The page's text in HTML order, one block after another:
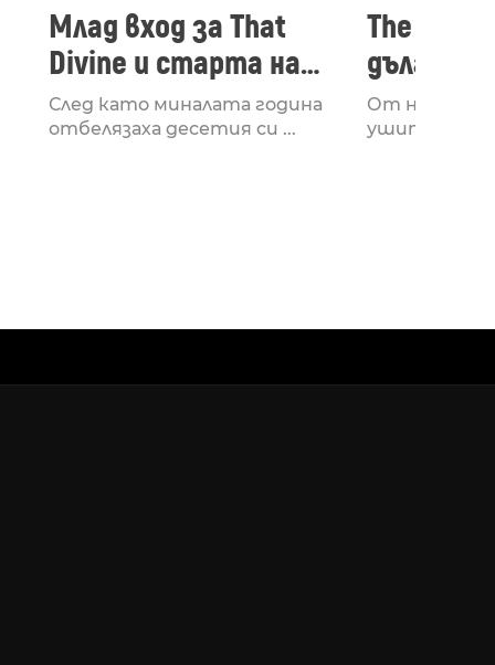
Млад вход за That
Divine и старта на
лейбъла им
След като миналата година
отбелязаха десетия си ...
The
втори
излезе
От няколко
ушите и